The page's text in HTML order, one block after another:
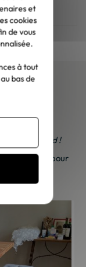
vous attend !
!Cliquez ici
pour
vous sera
fidélité !
et
cookies
de vous
à tout
bas de